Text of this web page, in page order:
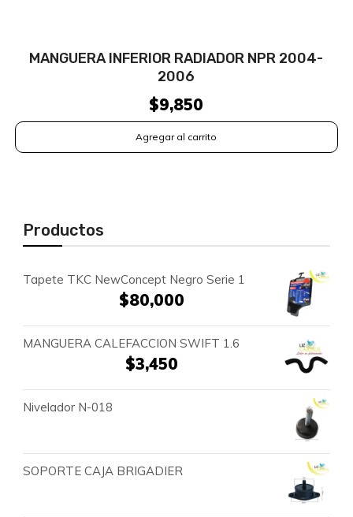
MANGUERA INFERIOR RADIADOR NPR 2004-
2006
$9,850
Agregar al carrito
Productos
Tapete TKC NewConcept Negro Serie 1
$80,000
MANGUERA CALEFACCION SWIFT 1.6
$3,450
Nivelador N-018
SOPORTE CAJA BRIGADIER